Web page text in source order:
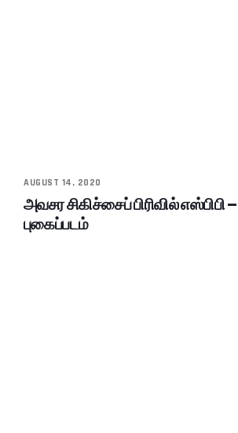
AUGUST 14, 2020
அவசர சிகிச்சைப் பிரிவில்
புகைப்படம்